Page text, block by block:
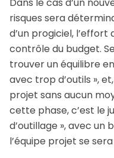
risques sera
d’un progiciel,
contrôle du budget.
trouver un équilibre
avec trop d’outils »,
projet sans aucun
cette phase, c’est le
d’outillage », avec un
l’équipe projet se